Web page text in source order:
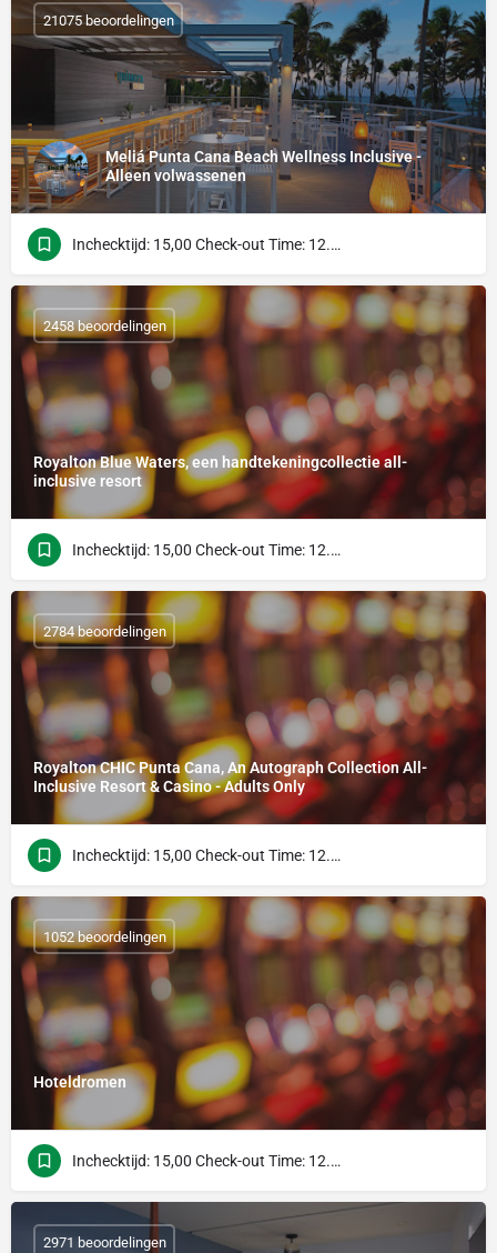
Meliá Punta Cana Beach Wellness Inclusive -
Alleen volwassenen
21075 beoordelingen
Inchecktijd: 15,00 Check-out Time: 12.00 uur
Royalton Blue Waters, een handtekeningcollectie all-
inclusive resort
2458 beoordelingen
Inchecktijd: 15,00 Check-out Time: 12.00 uur
Royalton CHIC Punta Cana, An Autograph Collection All-
Inclusive Resort & Casino - Adults Only
2784 beoordelingen
Inchecktijd: 15,00 Check-out Time: 12.00 uur
Hoteldromen
1052 beoordelingen
Inchecktijd: 15,00 Check-out Time: 12.00 uur
2971 beoordelingen